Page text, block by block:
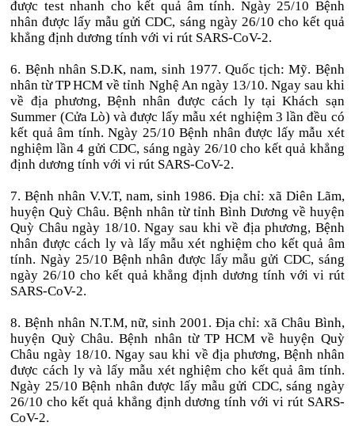
được test nhanh cho kết quả âm tính. Ngày 25/10 Bệnh
nhân được lấy mẫu gửi CDC, sáng ngày 26/10 cho kết quả
khẳng định dương tính với vi rút SARS-CoV-2.
6. Bệnh nhân S.D.K, nam, sinh 1977. Quốc tịch: Mỹ. Bệnh
nhân từ TP HCM về tỉnh Nghệ An ngày 13/10. Ngay sau khi
về địa phương, Bệnh nhân được cách ly tại Khách sạn
Summer (Cửa Lò) và được lấy mẫu xét nghiệm 3 lần đều có
kết quả âm tính. Ngày 25/10 Bệnh nhân được lấy mẫu xét
nghiệm lần 4 gửi CDC, sáng ngày 26/10 cho kết quả khẳng
định dương tính với vi rút SARS-CoV-2.
7. Bệnh nhân V.V.T, nam, sinh 1986. Địa chỉ: xã Diên Lãm,
huyện Quỳ Châu. Bệnh nhân từ tỉnh Bình Dương về huyện
Quỳ Châu ngày 18/10. Ngay sau khi về địa phương, Bệnh
nhân được cách ly và lấy mẫu xét nghiệm cho kết quả âm
tính. Ngày 25/10 Bệnh nhân được lấy mẫu gửi CDC, sáng
ngày 26/10 cho kết quả khẳng định dương tính với vi rút
SARS-CoV-2.
8. Bệnh nhân N.T.M, nữ, sinh 2001. Địa chỉ: xã Châu Bình,
huyện Quỳ Châu. Bệnh nhân từ TP HCM về huyện Quỳ
Châu ngày 18/10. Ngay sau khi về địa phương, Bệnh nhân
được cách ly và lấy mẫu xét nghiệm cho kết quả âm tính.
Ngày 25/10 Bệnh nhân được lấy mẫu gửi CDC, sáng ngày
26/10 cho kết quả khẳng định dương tính với vi rút SARS-
CoV-2.